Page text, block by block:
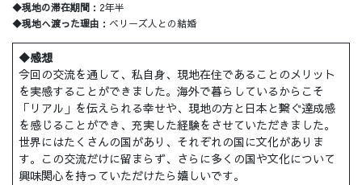
◆現地の滞在期間 ：2年半
◆現地へ渡った理由 ：ベリーズ人との結婚
◆感想
今回の交流を通して、私自身、現地在住であることのメリット
を実感することができました。海外で暮らしているからこそ
「リアル」を伝えられる幸せや、現地の方と日本と繋ぐ達成感
を感じることができ、充実した経験をさせていただきました。
世界にはたくさんの国があり、それぞれの国に文化がありま
す。この交流だけに留まらず、さらに多くの国や文化について
興味関心を持っていただけたら嬉しいです。